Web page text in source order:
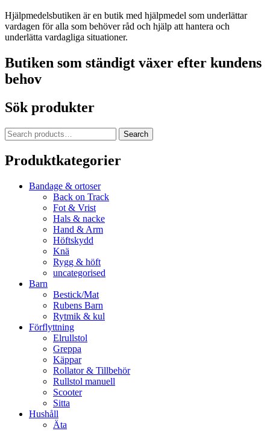
Hjälpmedelsbutiken är en butik med hjälpmedel som underlättar
vardagen för alla som behöver råd och hjälp att hantera och
underlätta vardagliga situationer.
Butiken som ständigt växer efter kundens
behov
Sök produkter
Search
for:
Search
Produktkategorier
Bandage & ortoser
Back on Track
Fot & Vrist
Hals & nacke
Hand & Arm
Höftskydd
Knä
Rygg & höft
uncategorised
Barn
Bestick/Mat
Rubens Barn
Rytmik & kul
Förflyttning
Elrullstol
Greppa
Käppar
Rollator & Tillbehör
Rullstol manuell
Scooter
Sitta
Hushåll
Äta